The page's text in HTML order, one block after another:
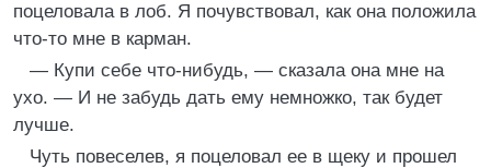
поцеловала в лоб. Я почувствовал, как она положила
что-то мне в карман.
— Купи себе что-нибудь, — сказала она мне на
ухо. — И не забудь дать ему немножко, так будет
лучше.
Чуть повеселев, я поцеловал ее в щеку и прошел